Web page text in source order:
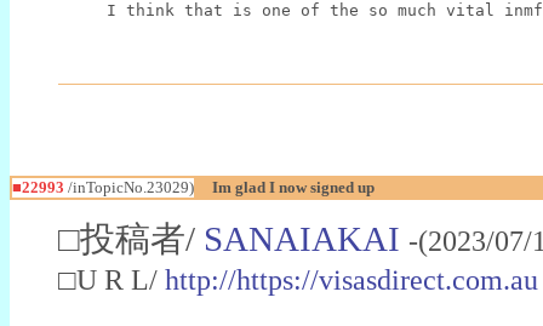
I think that is one of the so much vital
■22993 /inTopicNo.23029) Im glad I now signed up
□投稿者/ SANAIAKAI -(2023/
□U R L/ http://https://visasdirect.com.au